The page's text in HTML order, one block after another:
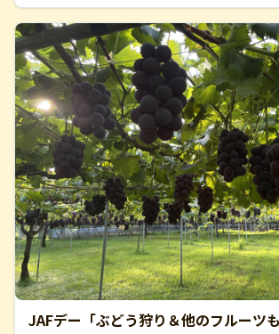
JAFデー「ぶどう狩り＆他のフルーツ